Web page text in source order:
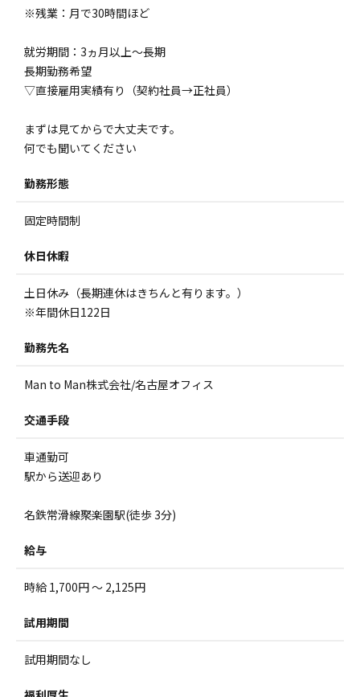
※残業：月で30時間ほど
就労期間：3ヵ月以上～長期
長期勤務希望
▽直接雇用実績有り（契約社員→正社員）
まずは見てからで大丈夫です。
何でも聞いてください
勤務形態
固定時間制
休日休暇
土日休み（長期連休はきちんと有ります。）
※年間休日122日
勤務先名
Man to Man株式会社/名古屋オフィス
交通手段
車通勤可
駅から送迎あり
名鉄常滑線聚楽園駅(徒歩 3分)
給与
時給 1,700円 ～ 2,125円
試用期間
試用期間なし